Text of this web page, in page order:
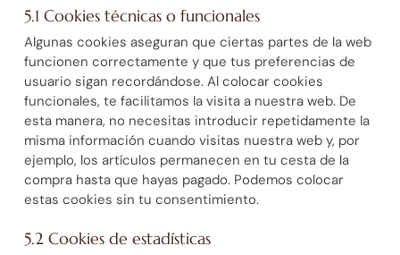
5.1 Cookies técnicas o funcionales
Algunas cookies aseguran que ciertas partes de la web
funcionen correctamente y que tus preferencias de
usuario sigan recordándose. Al colocar cookies
funcionales, te facilitamos la visita a nuestra web. De
esta manera, no necesitas introducir repetidamente la
misma información cuando visitas nuestra web y, por
ejemplo, los artículos permanecen en tu cesta de la
compra hasta que hayas pagado. Podemos colocar
estas cookies sin tu consentimiento.
5.2 Cookies de estadísticas